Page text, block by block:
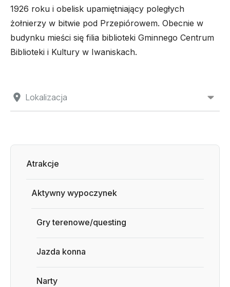
Lokalizacja
1926 roku i obelisk upamiętniający poległych
żołnierzy w bitwie pod Przepiórowem. Obecnie w
budynku mieści się filia biblioteki Gminnego Centrum
Biblioteki i Kultury w Iwaniskach.
Atrakcje
Aktywny wypoczynek
Gry terenowe/questing
Jazda konna
Narty